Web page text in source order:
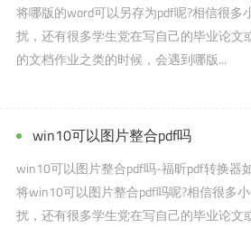
将哪版的word可以另存为pdf呢?相信很多
扰，还有很多学生党在写自己的毕业论文
的文档作业之类的时候，会遇到哪版...
win10可以图片整合pdf吗
win10可以图片整合pdf吗-福昕pdf转换器
将win10可以图片整合pdf吗呢?相信很多
扰，还有很多学生党在写自己的毕业论文